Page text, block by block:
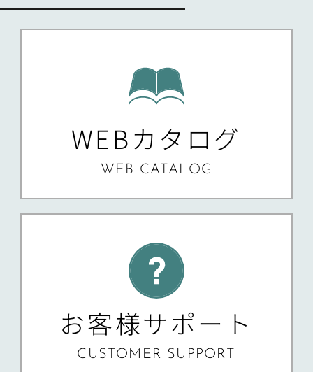
WEBカタログ
WEB CATALOG
お客様サポート
CUSTOMER SUPPORT